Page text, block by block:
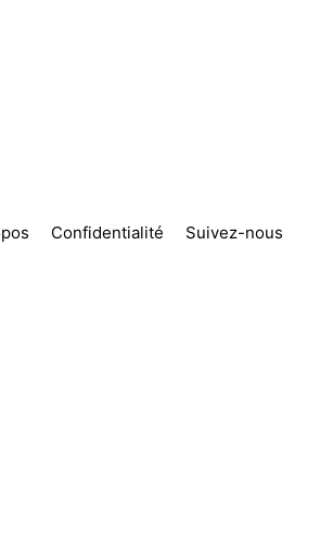
Confidentialité Suivez-nous